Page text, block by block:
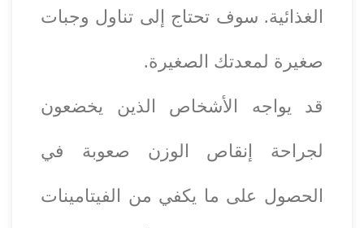
الغذائية. سوف تحتاج إلى تناول وجبات
صغيرة لمعدتك الصغيرة.
قد يواجه الأشخاص الذين يخضعون
لجراحة إنقاص الوزن صعوبة في
الحصول على ما يكفي من الفيتامينات